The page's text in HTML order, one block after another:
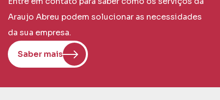
Araujo Abreu podem solucionar as necessidades
da sua empresa.
Saber mais